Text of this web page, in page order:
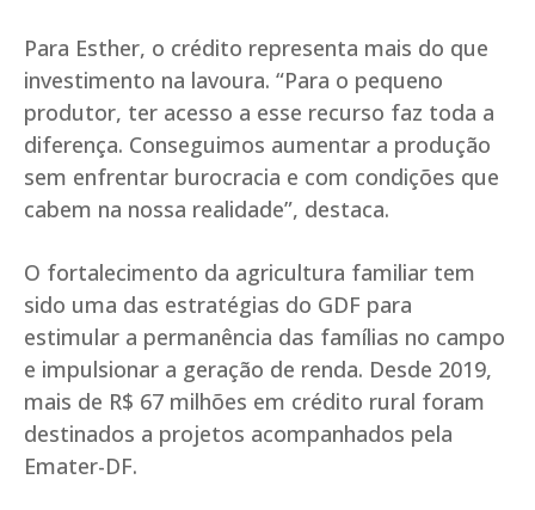
Para Esther, o crédito representa mais do que
investimento na lavoura. “Para o pequeno
produtor, ter acesso a esse recurso faz toda a
diferença. Conseguimos aumentar a produção
sem enfrentar burocracia e com condições que
cabem na nossa realidade”, destaca.
O fortalecimento da agricultura familiar tem
sido uma das estratégias do GDF para
estimular a permanência das famílias no campo
e impulsionar a geração de renda. Desde 2019,
mais de R$ 67 milhões em crédito rural foram
destinados a projetos acompanhados pela
Emater-DF.